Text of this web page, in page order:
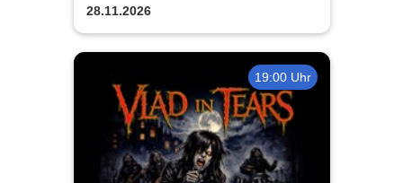
28.11.2026
19:00 Uhr